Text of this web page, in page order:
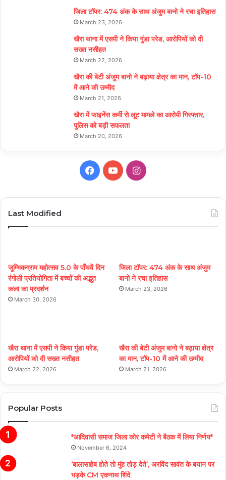
जिला टॉपर: 474 अंक के साथ अंजुम बानो ने रचा इतिहास
March 23, 2026
खैरा थाना में एसपी ने किया गुंडा परेड, आरोपियों को दी
सख्त नसीहत
March 22, 2026
खैरा की बेटी अंजुम बानो ने बढ़ाया क्षेत्र का मान, टॉप-10
में आने की उम्मीद
March 21, 2026
खैरा में फाइनेंस कर्मी से लूट मामले का आरोपी गिरफ्तार,
पुलिस को बड़ी सफलता
March 20, 2026
Facebook
YouTubeInstagram
Last Modified
जूम्भिकग्राम महोत्सव 5.0 के पाँचवें दिन
रंगोली प्रतियोगिता में बच्चों की अद्भुत
कला का प्रदर्शन
March 30, 2026
जिला टॉपर: 474 अंक के साथ अंजुम
बानो ने रचा इतिहास
March 23, 2026
खैरा थाना में एसपी ने किया गुंडा परेड,
आरोपियों को दी सख्त नसीहत
March 22, 2026
खैरा की बेटी अंजुम बानो ने बढ़ाया क्षेत्र
का मान, टॉप-10 में आने की उम्मीद
March 21, 2026
Popular Posts
*आदिवासी समाज जिला कोर कमेटी ने बैठक में लिया निर्णय*
November 6, 2024
‘बालासाहेब होते तो मुंह तोड़ देते’, अरविंद सावंत के बयान पर
भड़के CM एकनाथ शिंदे